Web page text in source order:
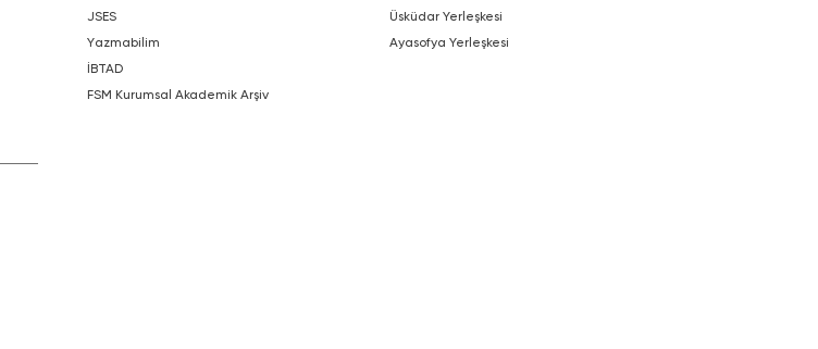
JSES
Yazmabilim
İBTAD
FSM Kurumsal Akademik Arşiv
Üsküdar Yerleşkesi
Ayasofya Yerleşkesi